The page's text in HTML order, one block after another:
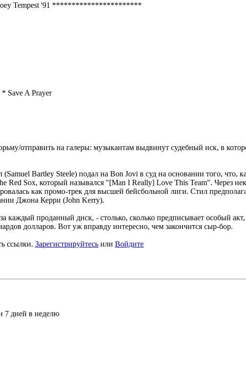
Joey Tempest '91 ***********************
Save A Prayer
отправить на галеры: музыкантам выдвинут судебный иск, в
Bartley Steele) подал на Bon Jovi в суд на основании того, что,
Red Sox, который назывался "[Man I Really] Love This Team". Через
как промо-трек для высшей бейсбольной лиги. Стил
Джона Керри (John Kerry).
каждый проданный диск, - столько, сколько предписывает особый
долларов. Вот уж вправду интересно, чем закончится сыр-бор.
ссылки. Зарегистрируйтесь или Войдите
7 дней в неделю